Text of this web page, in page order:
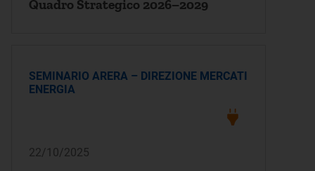
Quadro Strategico 2026–2029
SEMINARIO ARERA – DIREZIONE MERCATI
ENERGIA
22/10/2025